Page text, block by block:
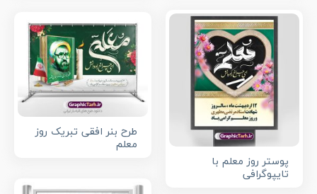
پوستر روز معلم با
تایپوگرافی
طرح بنر افقی تبریک روز
معلم